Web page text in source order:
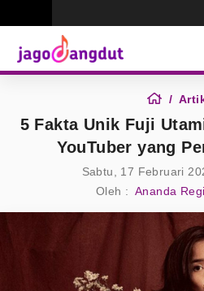
5 Fakta Unik Fuji
YouTuber yang
Sabtu, 17 Februari
Oleh : Ananda